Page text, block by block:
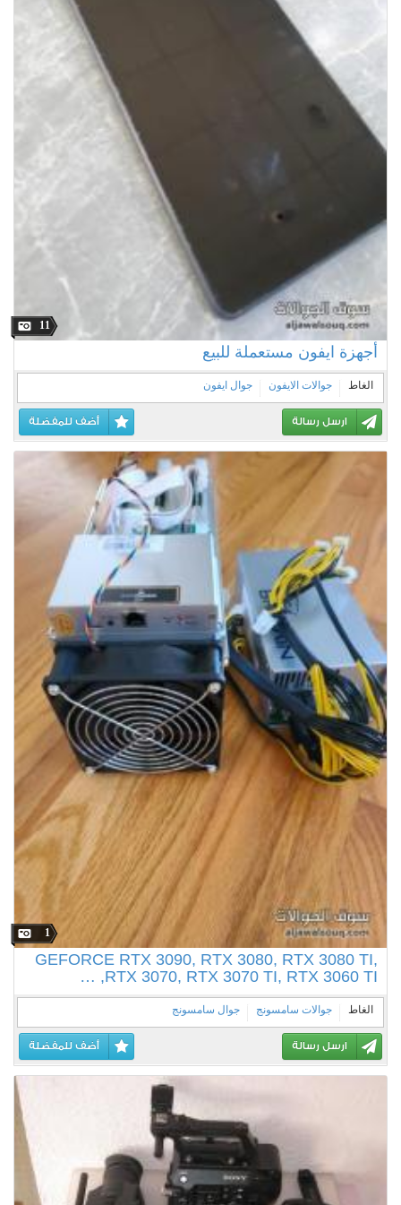
11
أجهزة ايفون مستعملة للبيع
الغاط جوالات الايفون جوال ايفون
ارسل رسالة أضف للمفضلة
1
GEFORCE RTX 3090, RTX 3080, RTX 3080 TI,
RTX 3070, RTX 3070 TI, RTX 3060 TI, …
الغاط جوالات سامسونج جوال سامسونج
ارسل رسالة أضف للمفضلة